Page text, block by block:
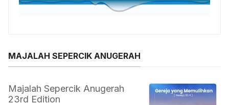
MAJALAH SEPERCIK ANUGERAH
Majalah Sepercik Anugerah
23rd Edition